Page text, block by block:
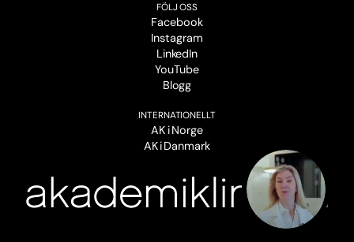
FÖLJ OSS
Facebook
Instagram
LinkedIn
YouTube
Blogg
INTERNATIONELLT
AK i Norge
AK i Danmark